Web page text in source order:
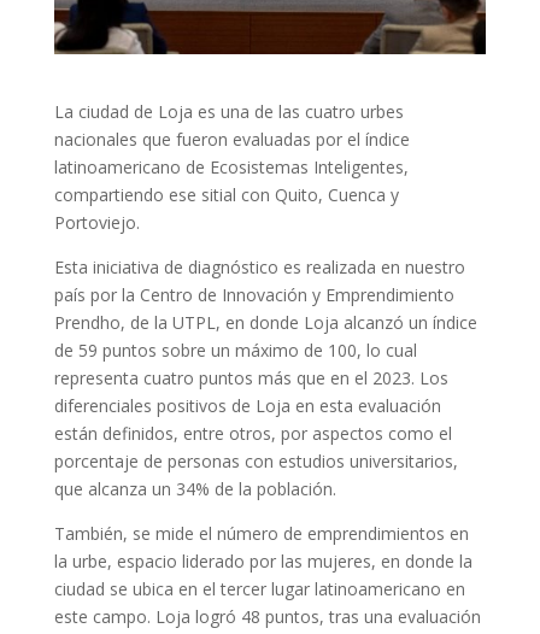
La ciudad de Loja es una de las cuatro urbes
nacionales que fueron evaluadas por el índice
latinoamericano de Ecosistemas Inteligentes,
compartiendo ese sitial con Quito, Cuenca y
Portoviejo.
Esta iniciativa de diagnóstico es realizada en nuestro
país por la Centro de Innovación y Emprendimiento
Prendho, de la UTPL, en donde Loja alcanzó un índice
de 59 puntos sobre un máximo de 100, lo cual
representa cuatro puntos más que en el 2023. Los
diferenciales positivos de Loja en esta evaluación
están definidos, entre otros, por aspectos como el
porcentaje de personas con estudios universitarios,
que alcanza un 34% de la población.
También, se mide el número de emprendimientos en
la urbe, espacio liderado por las mujeres, en donde la
ciudad se ubica en el tercer lugar latinoamericano en
este campo. Loja logró 48 puntos, tras una evaluación